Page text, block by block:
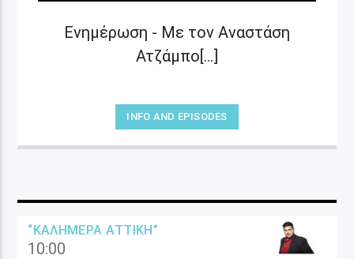
Ενημέρωση - Με τον Αναστάση
Ατζάμπο[...]
INFO AND EPISODES
“ΚΑΛΗΜΈΡΑ ΑΤΤΙΚΉ”
10:00